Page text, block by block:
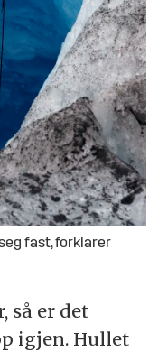
fast, forklarer
så er det
igjen. Hullet